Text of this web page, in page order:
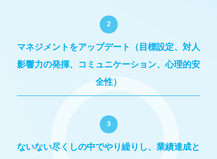
２
マネジメントをアップデート（目標設定、対人
影響力の発揮、コミュニケーション、心理的安
全性）
３
ないない尽くしの中でやり繰りし、業績達成と